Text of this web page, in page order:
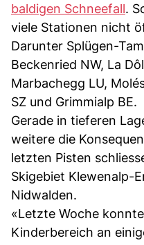
baldigen Schneefall.
viele Stationen nicht
Darunter Splügen-
Beckenried NW, La
Marbachegg LU,
SZ und Grimmialp BE.
Gerade in tieferen
weitere die
letzten Pisten
Skigebiet Klewenalp-
Nidwalden.
«Letzte Woche
Kinderbereich an